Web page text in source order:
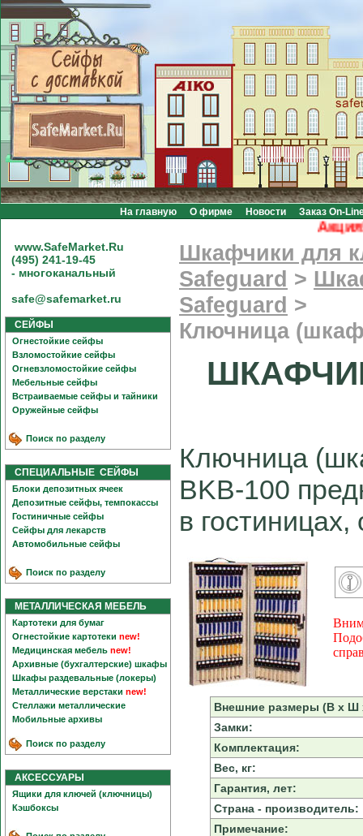
На главную О фирме Новости Заказ On-
Акция!
www.SafeMarket.Ru
(495) 241-19-45
- многоканальный
safe@safemarket.ru
СЕЙФЫ
Огнестойкие сейфы
Взломостойкие сейфы
Огневзломостойкие сейфы
Мебельные сейфы
Встраиваемые сейфы и тайники
Оружейные сейфы
Поиск по разделу
СПЕЦИАЛЬНЫЕ СЕЙФЫ
Блоки депозитных ячеек
Депозитные сейфы, темпокассы
Гостиничные сейфы
Сейфы для лекарств
Автомобильные сейфы
Поиск по разделу
МЕТАЛЛИЧЕСКАЯ МЕБЕЛЬ
Картотеки для бумаг
Огнестойкие картотеки new!
Медицинская мебель new!
Архивные (бухгалтерские) шкафы
Шкафы раздевальные (локеры)
Металлические верстаки new!
Стеллажи металлические
Мобильные архивы
Поиск по разделу
АКСЕССУАРЫ
Ящики для ключей (ключницы)
Кэшбоксы
Шкафчики для
Safeguard >
Safeguard >
Ключница
Ключница
BKB-100
в
Внешние размеры (В х Ш
Замки:
Комплектация:
Вес, кг:
Гарантия, лет:
Страна - производитель:
Примечание: